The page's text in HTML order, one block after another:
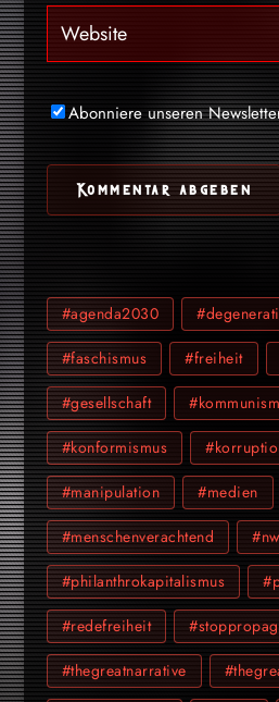
Abonniere unseren
#agenda2030
#faschismus #freiheit
#gesellschaft
#konformismus
#manipulation #medien
#menschenverachtend
#philanthrokapitalismus
#redefreiheit
#thegreatnarrative